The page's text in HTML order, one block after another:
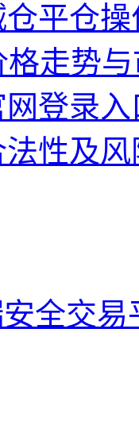
平仓
格走势
登录
性及
全交易